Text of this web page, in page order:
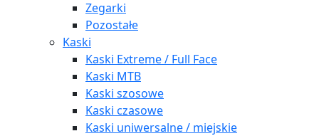
Zegarki
Pozostałe
Kaski
Kaski Extreme / Full Face
Kaski MTB
Kaski szosowe
Kaski czasowe
Kaski uniwersalne / miejskie